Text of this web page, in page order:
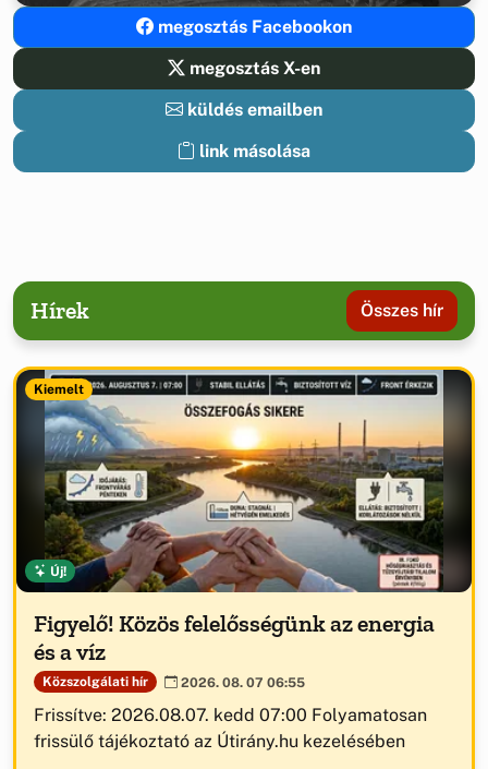
megosztás Facebookon
megosztás X-en
küldés emailben
link másolása
Hírek Összes hír
Kiemelt
Új!
Figyelő! Közös felelősségünk az energia
és a víz
Közszolgálati hír 2026. 08. 07 06:55
Frissítve: 2026.08.07. kedd 07:00 Folyamatosan
frissülő tájékoztató az Útirány.hu kezelésében